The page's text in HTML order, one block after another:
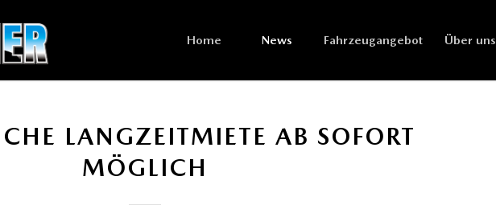
Home News Fahrzeugangebot Über uns
LANGZEITMIETE AB SOFORT
MÖGLICH